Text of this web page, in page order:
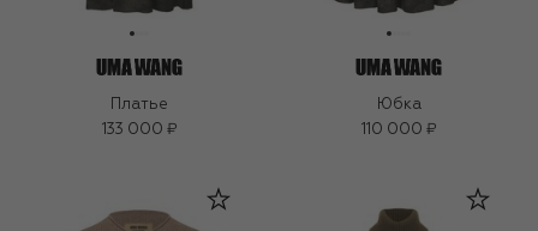
Платье
133 000 ₽
Юбка
110 000 ₽